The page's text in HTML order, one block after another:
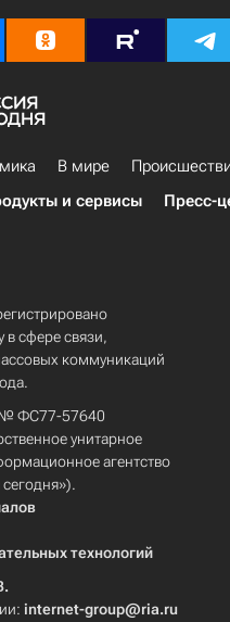
В мире
и сервисы Пресс-
в сфере связи,
коммуникаций
№ ФС77-57640
унитарное
агентство
технологий
internet-group@ria.ru